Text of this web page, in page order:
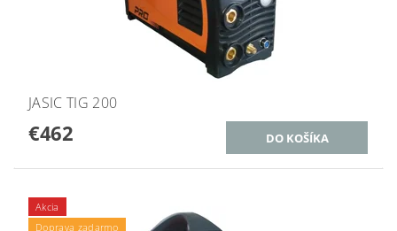
JASIC TIG 200
€462
Akcia
Doprava zadarmo